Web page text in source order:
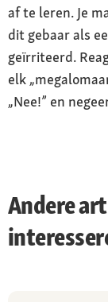
af te leren. Je
dit gebaar als
geïrriteerd.
elk
„Nee!” en
Andere